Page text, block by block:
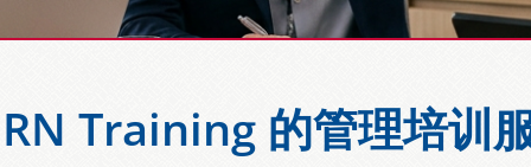
Training 的管理培训